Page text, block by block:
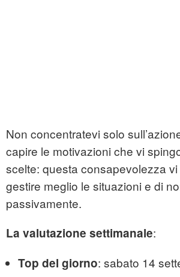
Non concentratevi solo
capire le motivazioni che vi
scelte: questa consapevolezza
gestire meglio le situazioni e di
passivamente.
La valutazione settimanale:
Top del giorno: sabato 14